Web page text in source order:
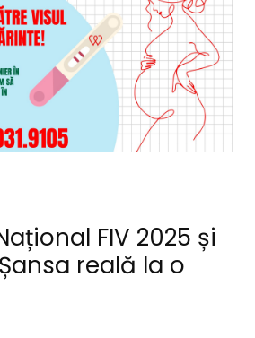
FIV 2025 și
reală la o